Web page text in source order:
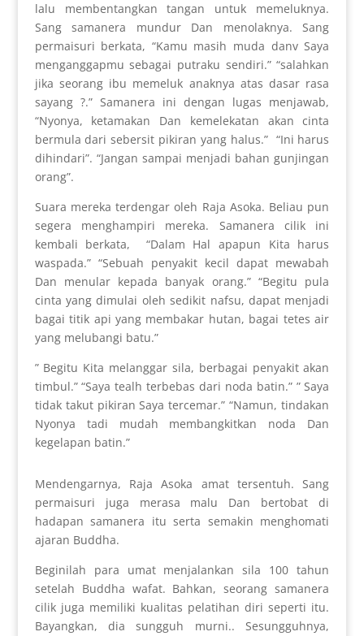
lalu membentangkan tangan untuk memeluknya.
Sang samanera mundur Dan menolaknya. Sang
permaisuri berkata, “Kamu masih muda danv Saya
menganggapmu sebagai putraku sendiri.” “salahkan
jika seorang ibu memeluk anaknya atas dasar rasa
sayang ?.” Samanera ini dengan lugas menjawab,
“Nyonya, ketamakan Dan kemelekatan akan cinta
bermula dari sebersit pikiran yang halus.” “Ini harus
dihindari”. “Jangan sampai menjadi bahan gunjingan
orang”.
Suara mereka terdengar oleh Raja Asoka. Beliau pun
segera menghampiri mereka. Samanera cilik ini
kembali berkata, “Dalam Hal apapun Kita harus
waspada.” “Sebuah penyakit kecil dapat mewabah
Dan menular kepada banyak orang.” “Begitu pula
cinta yang dimulai oleh sedikit nafsu, dapat menjadi
bagai titik api yang membakar hutan, bagai tetes air
yang melubangi batu.”
” Begitu Kita melanggar sila, berbagai penyakit akan
timbul.” “Saya tealh terbebas dari noda batin.” ” Saya
tidak takut pikiran Saya tercemar.” “Namun, tindakan
Nyonya tadi mudah membangkitkan noda Dan
kegelapan batin.”
Mendengarnya, Raja Asoka amat tersentuh. Sang
permaisuri juga merasa malu Dan bertobat di
hadapan samanera itu serta semakin menghomati
ajaran Buddha.
Beginilah para umat menjalankan sila 100 tahun
setelah Buddha wafat. Bahkan, seorang samanera
cilik juga memiliki kualitas pelatihan diri seperti itu.
Bayangkan, dia sungguh murni.. Sesungguhnya,